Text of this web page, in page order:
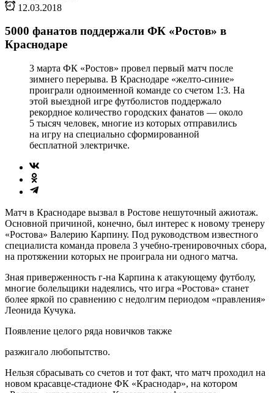
12.03.2018
5000 фанатов поддержали ФК «Ростов» в
Краснодаре
3 марта ФК «Ростов» провел первый матч после
зимнего перерыва. В Краснодаре «желто-синие»
проиграли одноименной команде со счетом 1:3. На
этой выездной игре футболистов поддержало
рекордное количество городских фанатов — около
5 тысяч человек, многие из которых отправились
на игру на специально сформированной
бесплатной электричке.
Матч в Краснодаре вызвал в Ростове нешуточный ажиотаж.
Основной причиной, конечно, был интерес к новому тренеру
«Ростова» Валерию Карпину. Под руководством известного
специалиста команда провела 3 учебно-тренировочных сбора,
на протяжении которых не проиграла ни одного матча.
Зная приверженность г-на Карпина к атакующему футболу,
многие болельщики надеялись, что игра «Ростова» станет
более яркой по сравнению с недолгим периодом «правления»
Леонида Кучука.
Появление целого ряда новичков также
разжигало любопытство.
Нельзя сбрасывать со счетов и тот факт, что матч проходил на
новом красавце-стадионе ФК «Краснодар», на котором